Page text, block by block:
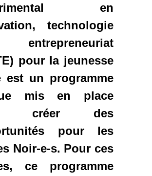
en
technologie
pour la jeunesse
est un programme
mis en place
créer des
pour les
Noir-e-s. Pour ces
ce programme